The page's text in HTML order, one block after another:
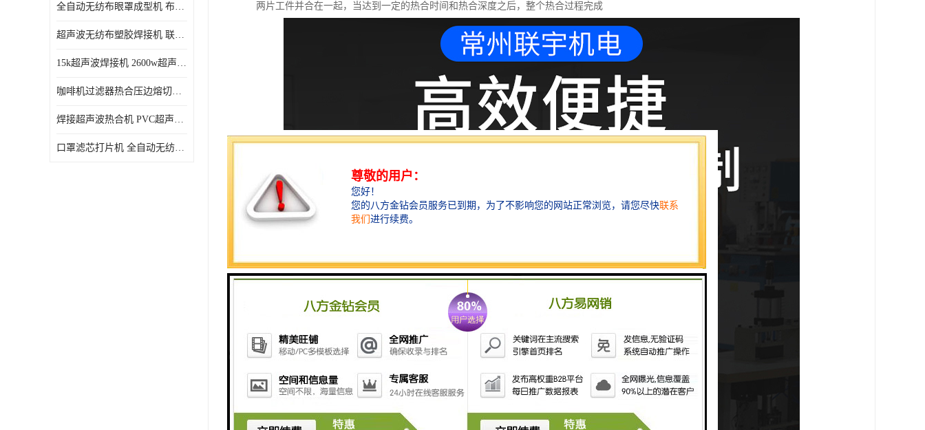
全自动无纺布眼罩成型机 布料海绵眼罩热合切边机
超声波无纺布塑胶焊接机 联宇制造
15k超声波焊接机 2600w超声波焊接机 联宇制造
咖啡机过滤器热合压边熔切机 超声波无纺布喷胶棉热合机
焊接超声波热合机 PVC超声波焊接机 无纺布超声波设备
口罩滤芯打片机 全自动无纺布压花压标设备 多层料复合机
两片工件并合在一起，当达到一定的热合时间和热合深度之后，整个热合过程完成